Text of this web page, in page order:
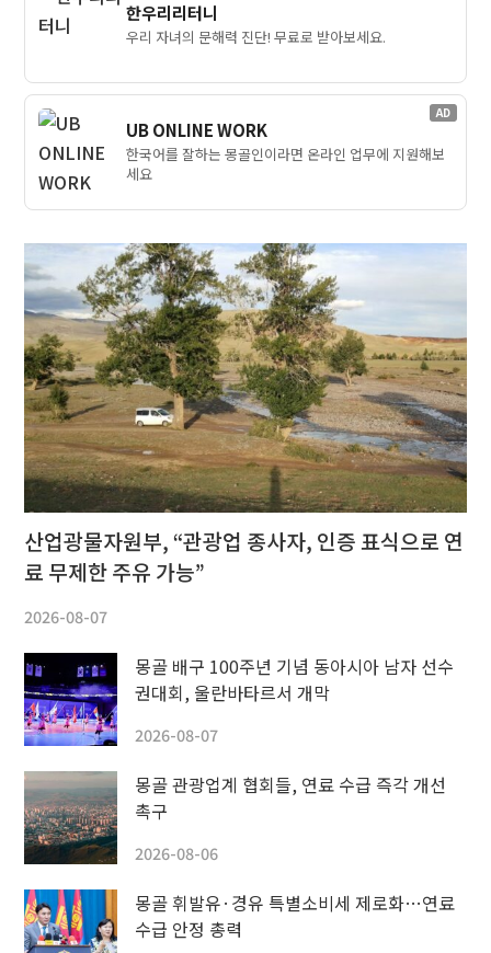
한우리리터니
우리 자녀의 문해력 진단! 무료로 받아보세요.
AD
UB ONLINE WORK
한국어를 잘하는 몽골인이라면 온라인 업무에 지원해보
세요
산업광물자원부, “관광업 종사자, 인증 표식으로 연
료 무제한 주유 가능”
2026-08-07
몽골 배구 100주년 기념 동아시아 남자 선수
권대회, 울란바타르서 개막
2026-08-07
몽골 관광업계 협회들, 연료 수급 즉각 개선
촉구
2026-08-06
몽골 휘발유·경유 특별소비세 제로화…연료
수급 안정 총력